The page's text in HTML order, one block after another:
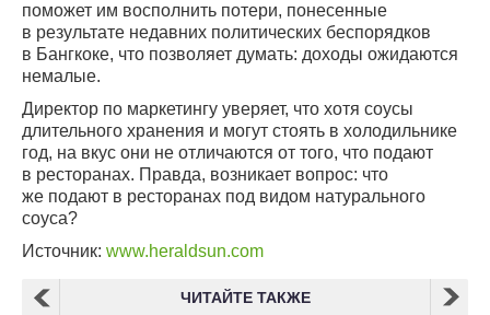
поможет им восполнить потери, понесенные
в результате недавних политических беспорядков
в Бангкоке, что позволяет думать: доходы ожидаются
немалые.
Директор по маркетингу уверяет, что хотя соусы
длительного хранения и могут стоять в холодильнике
год, на вкус они не отличаются от того, что подают
в ресторанах. Правда, возникает вопрос: что
же подают в ресторанах под видом натурального
соуса?
Источник: www.heraldsun.com
ЧИТАЙТЕ ТАКЖЕ